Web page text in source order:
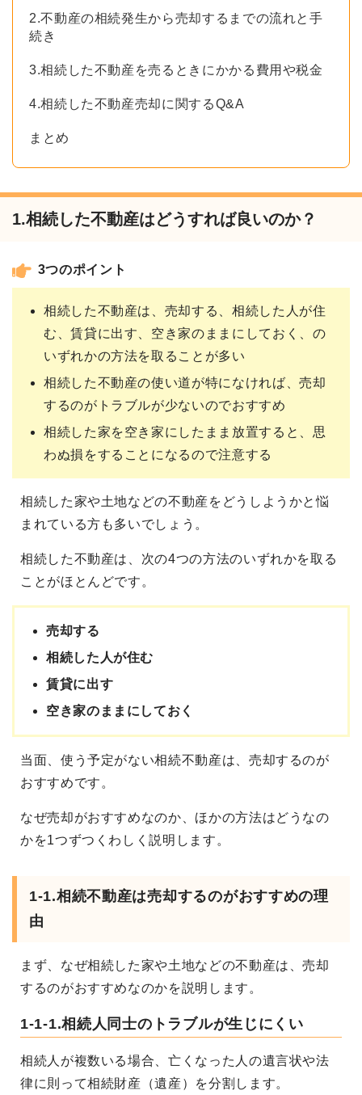
2.不動産の相続発生から売却するまでの流れと手
続き
3.相続した不動産を売るときにかかる費用や税金
4.相続した不動産売却に関するQ&A
まとめ
1.相続した不動産はどうすれば良いのか？
3つのポイント
相続した不動産は、売却する、相続した人が住
む、賃貸に出す、空き家のままにしておく、の
いずれかの方法を取ることが多い
相続した不動産の使い道が特になければ、売却
するのがトラブルが少ないのでおすすめ
相続した家を空き家にしたまま放置すると、思
わぬ損をすることになるので注意する
相続した家や土地などの不動産をどうしようかと悩
まれている方も多いでしょう。
相続した不動産は、次の4つの方法のいずれかを取る
ことがほとんどです。
売却する
相続した人が住む
賃貸に出す
空き家のままにしておく
当面、使う予定がない相続不動産は、売却するのが
おすすめです。
なぜ売却がおすすめなのか、ほかの方法はどうなの
かを1つずつくわしく説明します。
1-1.相続不動産は売却するのがおすすめの理
由
まず、なぜ相続した家や土地などの不動産は、売却
するのがおすすめなのかを説明します。
1-1-1.相続人同士のトラブルが生じにくい
相続人が複数いる場合、亡くなった人の遺言状や法
律に則って相続財産（遺産）を分割します。